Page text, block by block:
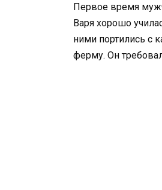
Первое время
Варя хорошо
ними портились с
ферму. Он